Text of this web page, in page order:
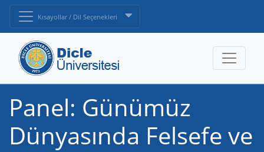
Kısayollar / Dil Seçenekleri
Panel: Günümüz
Dünyasında Felsefe ve